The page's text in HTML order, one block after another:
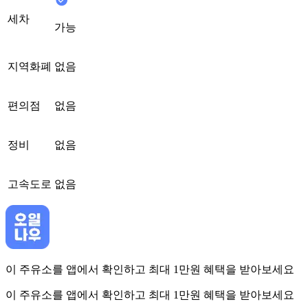
세차
가능
지역화폐 없음
편의점 없음
정비 없음
고속도로 없음
이 주유소를 앱에서 확인하고 최대 1만원 혜택을 받아보세요
이 주유소를 앱에서 확인하고 최대 1만원 혜택을 받아보세요